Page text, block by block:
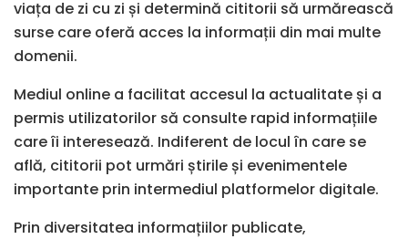
viața de zi cu zi și determină cititorii să urmărească
surse care oferă acces la informații din mai multe
domenii.
Mediul online a facilitat accesul la actualitate și a
permis utilizatorilor să consulte rapid informațiile
care îi interesează. Indiferent de locul în care se
află, cititorii pot urmări știrile și evenimentele
importante prin intermediul platformelor digitale.
Prin diversitatea informațiilor publicate,